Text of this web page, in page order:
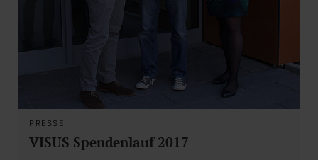
PRESSE
VISUS Spendenlauf 2017